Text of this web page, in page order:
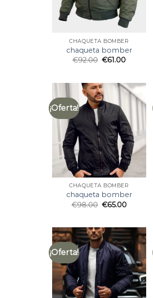
CHAQUETA BOMBER
chaqueta bomber
€92.00 €61.00
¡Oferta!
CHAQUETA BOMBER
chaqueta bomber
€98.00 €65.00
¡Oferta!